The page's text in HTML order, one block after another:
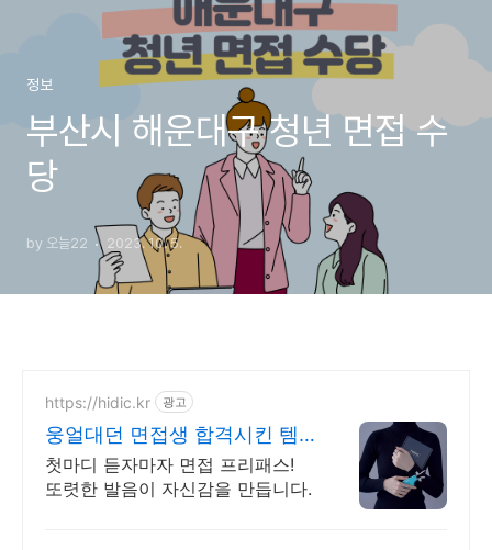
정보
부산시 해운대구 청년 면접 수
당
by 오늘22 2023. 10. 5.
https://hidic.kr 광고
웅얼대던 면접생 합격시킨 템
면접 합격 필수템
첫마디 듣자마자 면접 프리패스!
또렷한 발음이 자신감을 만듭니다.